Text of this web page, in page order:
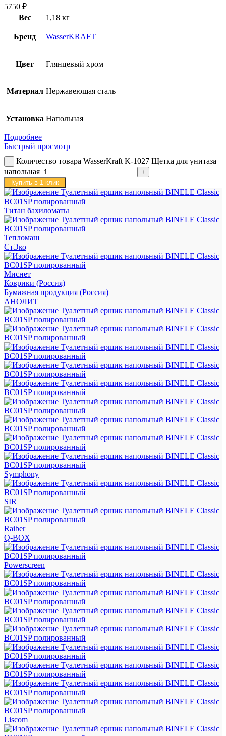
5750 ₽
Вес
1,18 кг
Бренд WasserKRAFT
Цвет Глянцевый хром
Материал Нержавеющая сталь
Установка Напольная
Подробнее
Быстрый просмотр
Количество товара WasserKraft K-1027 Щетка для унитаза
напольная
Купить в 1 клик
Титан бахиломаты
Тепломаш
СтЭко
Миснет
Коврики (Россия)
Бумажная продукция (Россия)
АНОЛИТ
Symphony
SIR
Raiber
Q-BOX
Powerscreen
Liscom